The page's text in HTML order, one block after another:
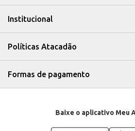
Institucional
Políticas Atacadão
Formas de pagamento
Baixe o aplicativo Meu